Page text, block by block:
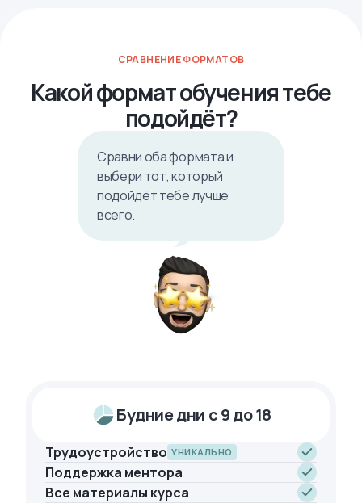
СРАВНЕНИЕ ФОРМАТОВ
Какой формат обучения тебе
подойдёт?
Сравни оба формата и
выбери тот, который
подойдёт тебе лучше
всего.
Будние дни с 9 до 18
Трудоустройство УНИКАЛЬНО
Поддержка ментора
Все материалы курса